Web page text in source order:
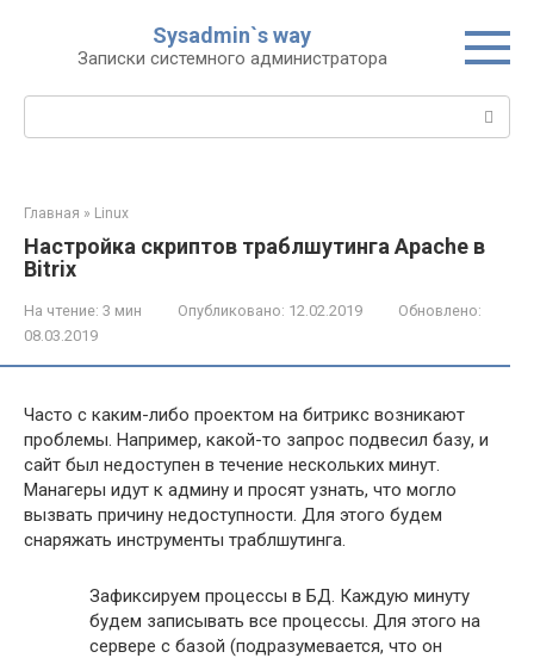
Sysadmin`s way
Записки системного администратора
Поиск:
Главная » Linux
Настройка скриптов траблшутинга Apache в
Bitrix
На чтение: 3 мин Опубликовано: 12.02.2019
Обновлено:
08.03.2019
Часто с каким-либо проектом на битрикс возникают
проблемы. Например, какой-то запрос подвесил базу, и
сайт был недоступен в течение нескольких минут.
Манагеры идут к админу и просят узнать, что могло
вызвать причину недоступности. Для этого будем
снаряжать инструменты траблшутинга.
Зафиксируем процессы в БД. Каждую минуту
будем записывать все процессы. Для этого на
сервере с базой (подразумевается, что он